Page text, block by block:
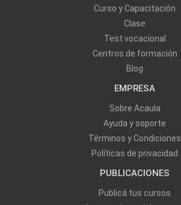
Curso y Capacitación
Clase
Test vocacional
Centros de formación
Blog
EMPRESA
Sobre Acaula
Ayuda y soporte
Términos y Condiciones
Políticas de privacidad
PUBLICACIONES
Publicá tus cursos